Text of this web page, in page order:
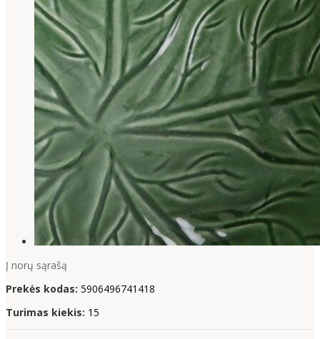
Į norų sąrašą
Prekės kodas: 5906496741418
Turimas kiekis: 15